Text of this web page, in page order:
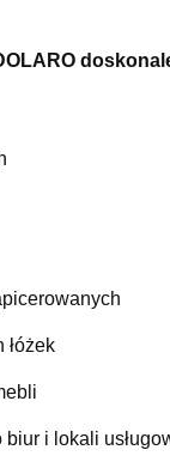
łóżek
biur i lokali